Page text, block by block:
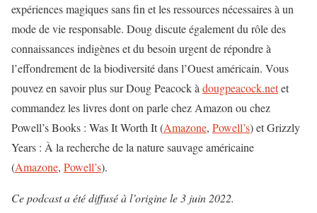
expériences magiques sans fin et les ressources nécessaires à un
mode de vie responsable. Doug discute également du rôle des
connaissances indigènes et du besoin urgent de répondre à
l’effondrement de la biodiversité dans l’Ouest américain. Vous
pouvez en savoir plus sur Doug Peacock à dougpeacock.netet
commandez les livres dont on parle chez Amazon ou chez
Powell’s Books : Was It Worth It (Amazone, Powell’s) et Grizzly
Years : À la recherche de la nature sauvage américaine
(Amazone, Powell’s).
Ce podcast a été diffusé à l’origine le 3 juin 2022.